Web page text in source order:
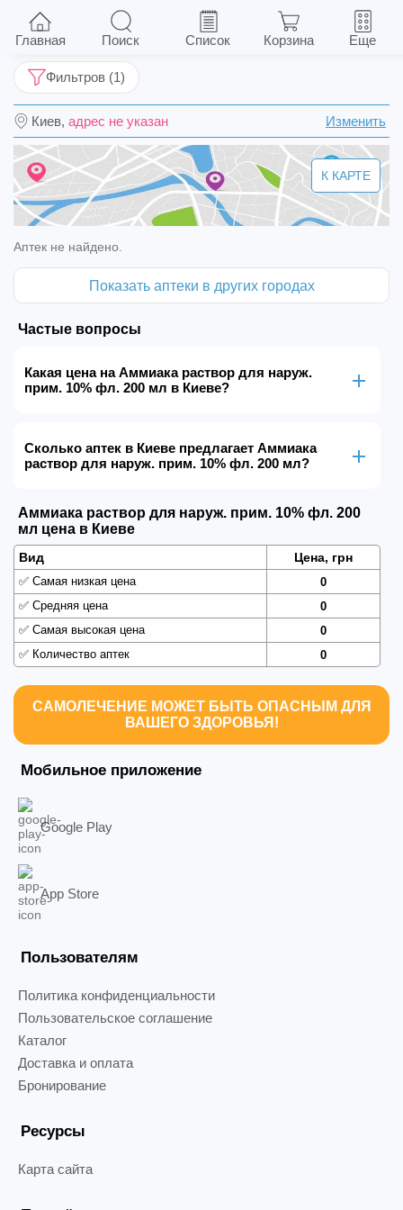
Аммиака раствор для наруж. прим. 10% фл.
200 мл
Киев, адрес не указан Изменить
Фильтров (1)
К КАРТЕ
Аптек не найдено.
Показать аптеки в других городах
Частые вопросы
Какая цена на Аммиака раствор для наруж.
прим. 10% фл. 200 мл в Киеве?
Сколько аптек в Киеве предлагает Аммиака
раствор для наруж. прим. 10% фл. 200 мл?
Аммиака раствор для наруж. прим. 10% фл. 200
мл цена в Киеве
Вид Цена, грн
✅ Самая низкая цена
0
✅ Средняя цена
0
✅ Самая высокая цена
0
✅ Количество аптек 0
САМОЛЕЧЕНИЕ МОЖЕТ БЫТЬ ОПАСНЫМ ДЛЯ
ВАШЕГО ЗДОРОВЬЯ!
Мобильное приложение
Google Play
App Store
Пользователям
Политика конфиденциальности
Пользовательское соглашение
Каталог
Доставка и оплата
Бронирование
Ресурсы
Карта сайта
Главная Поиск Список Корзина Еще